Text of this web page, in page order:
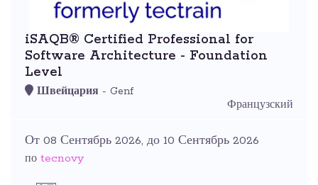
iSAQB® Certified Professional for
Software Architecture - Foundation
Level
Швейцария - Genf
Французский
От 08 Сентябрь 2026, до 10 Сентябрь 2026
по tecnovy